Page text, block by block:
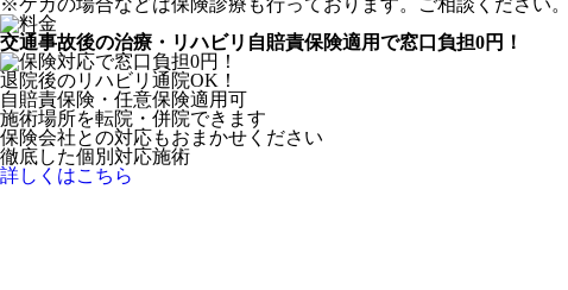
※ケガの場合などは保険診療も行っております。ご相談ください。
交通事故後の治療・リハビリ 自賠責保険適用で窓口負担0円！
退院後のリハビリ通院OK！
自賠責保険・任意保険適用可
施術場所を転院・併院できます
保険会社との対応もおまかせください
徹底した個別対応施術
詳しくはこちら